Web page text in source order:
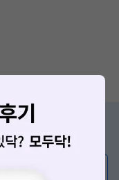
있나요?
요!